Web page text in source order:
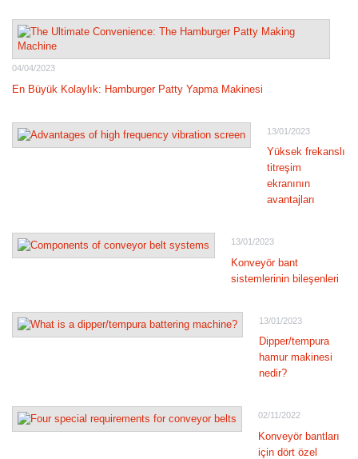
04/04/2023
En Büyük Kolaylık: Hamburger Patty Yapma Makinesi
13/01/2023
Yüksek frekanslı
titreşim
ekranının
avantajları
13/01/2023
Konveyör bant
sistemlerinin bileşenleri
13/01/2023
Dipper/tempura
hamur makinesi
nedir?
02/11/2022
Konveyör bantları
için dört özel